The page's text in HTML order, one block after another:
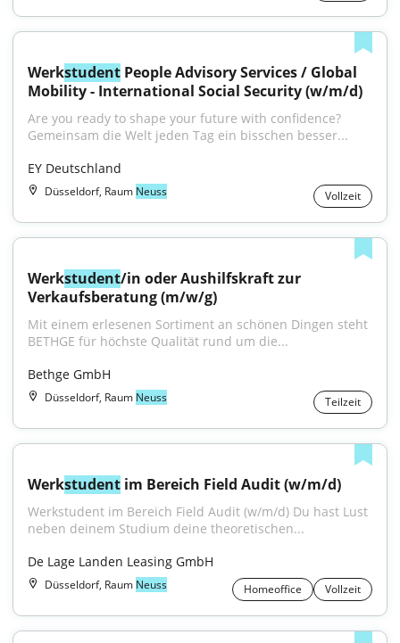
Werkstudent People Advisory Services / Global
Mobility - International Social Security (w/m/d)
Are you ready to shape your future with confidence?
Gemeinsam die Welt jeden Tag ein bisschen besser...
EY Deutschland
Düsseldorf, Raum Neuss Vollzeit
Werkstudent/in oder Aushilfskraft zur
Verkaufsberatung (m/w/g)
Mit einem erlesenen Sortiment an schönen Dingen steht
BETHGE für höchste Qualität rund um die...
Bethge GmbH
Düsseldorf, Raum Neuss Teilzeit
Werkstudent im Bereich Field Audit (w/m/d)
Werkstudent im Bereich Field Audit (w/m/d) Du hast Lust
neben deinem Studium deine theoretischen...
De Lage Landen Leasing GmbH
Düsseldorf, Raum Neuss Homeoffice Vollzeit